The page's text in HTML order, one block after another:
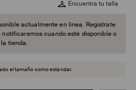
Encuentra tu talla
actualmente en línea. Regístrate
notificaremos cuando esté disponible o
tienda.
el tamaño como estándar.